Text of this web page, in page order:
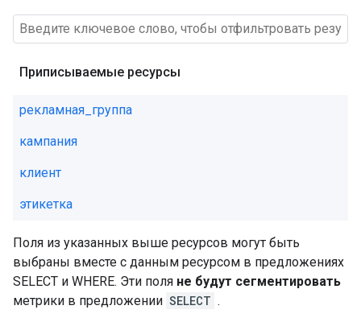
Приписываемые ресурсы
рекламная_группа
кампания
клиент
этикетка
Поля из указанных выше ресурсов могут быть
выбраны вместе с данным ресурсом в предложениях
SELECT и WHERE. Эти поля не будут сегментировать
метрики в предложении SELECT .